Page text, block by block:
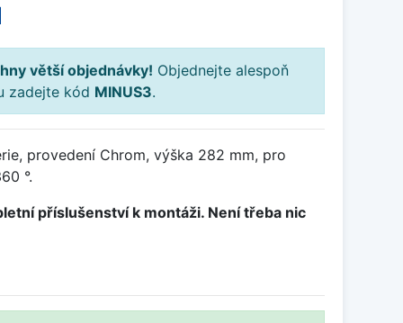
větší objednávky! Objednejte alespoň
zadejte kód MINUS3.
provedení Chrom, výška 282 mm, pro
°.
příslušenství k montáži. Není třeba nic